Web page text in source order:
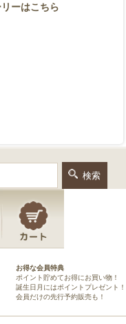
ーはこちら
お得な会員特典
ポイント貯めてお得にお買い物！
誕生日月にはポイントプレゼント！
会員だけの先行予約販売も！